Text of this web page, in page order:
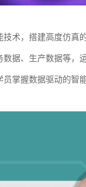
术，搭建高度仿
据、生产数据等
掌握数据驱动的